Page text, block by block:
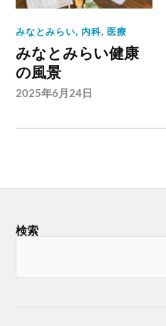
みなとみらい, 内科, 医療
みなとみらい健康
の風景
2025年6月24日
検索